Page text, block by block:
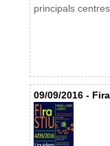
principals
09/09/2016 -